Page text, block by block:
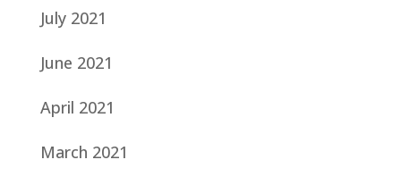
July 2021
June 2021
April 2021
March 2021